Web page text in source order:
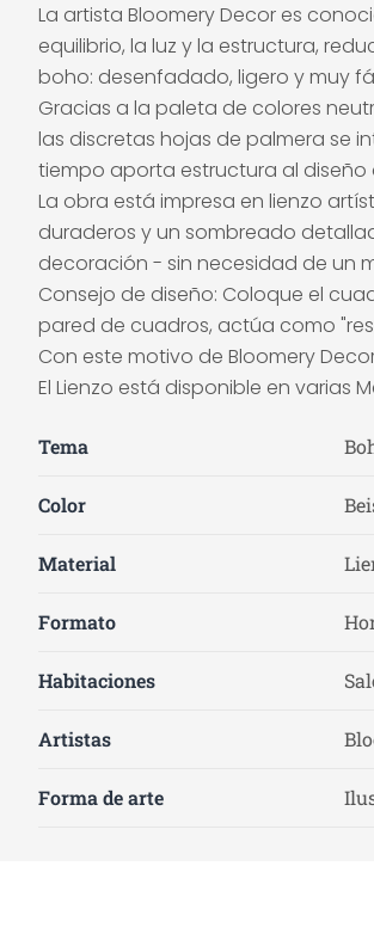
La artista Bloomery Decor es
equilibrio, la luz y la estructura,
boho: desenfadado, ligero y muy
Gracias a la paleta de colores
las discretas hojas de palmera se
tiempo aporta estructura al diseño
La obra está impresa en lienzo
duraderos y un sombreado
decoración - sin necesidad de un
Consejo de diseño: Coloque el
pared de cuadros, actúa como
Con este motivo de Bloomery
El Lienzo está disponible en varias
Tema
Color
Material
Formato
Habitaciones
Artistas
Forma de arte